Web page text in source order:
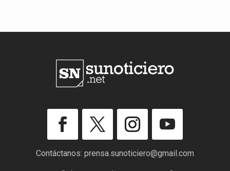
Contáctanos: prensa.sunoticiero@gmail.com